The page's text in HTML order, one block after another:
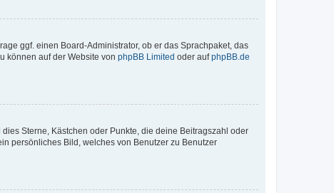
ggf. einen Board-Administrator, ob er das Sprachpaket, das
können auf der Website von phpBB Limited oder aufphpBB.de
Sterne, Kästchen oder Punkte, die deine Beitragszahl oder
persönliches Bild, welches von Benutzer zu Benutzer